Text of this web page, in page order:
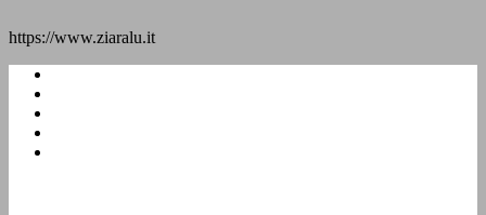
https://www.ziaralu.it